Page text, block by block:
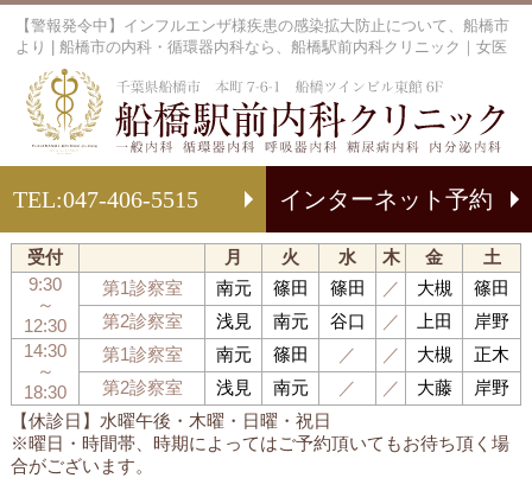
【警報発令中】インフルエンザ様疾患の感染拡大防止について、船橋市
より | 船橋市の内科・循環器内科なら、船橋駅前内科クリニック｜女医
TEL:047-406-5515 インターネット予約
【休診日】水曜午後・木曜・日曜・祝日
※曜日・時間帯、時期によってはご予約頂いてもお待ち頂く場
合がございます。
受付 月 火 水 木 金
土
9:30
～
12:30
第1診察室 南元 篠田 篠田 ／ 大槻
篠田
第2診察室
浅見 南元 谷口 ／ 上田
岸野
14:30
～
18:30
第1診察室 南元 篠田 ／ ／ 大槻
正木
第2診察室
浅見 南元 ／ ／ 大藤 岸野